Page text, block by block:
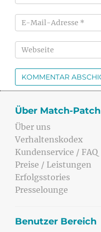
Über Match-Patch
Über uns
Verhaltenskodex
Kundenservice / FAQ
Preise / Leistungen
Erfolgsstories
Presselounge
Benutzer Bereich